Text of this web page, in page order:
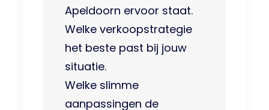
Apeldoorn ervoor staat.
Welke verkoopstrategie
het beste past bij jouw
situatie.
Welke slimme
aanpassingen de